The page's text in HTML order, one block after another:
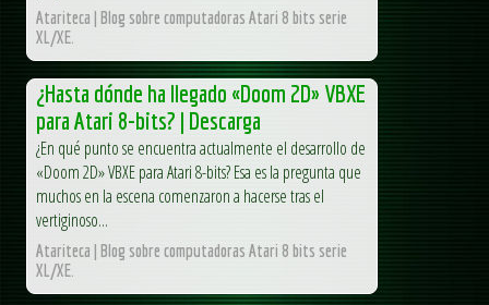
Atariteca | Blog sobre computadoras Atari 8 bits serie
XL/XE.
¿Hasta dónde ha llegado «Doom 2D» VBXE
para Atari 8-bits? | Descarga
¿En qué punto se encuentra actualmente el desarrollo de
«Doom 2D» VBXE para Atari 8-bits? Esa es la pregunta que
muchos en la escena comenzaron a hacerse tras el
vertiginoso...
Atariteca | Blog sobre computadoras Atari 8 bits serie
XL/XE.